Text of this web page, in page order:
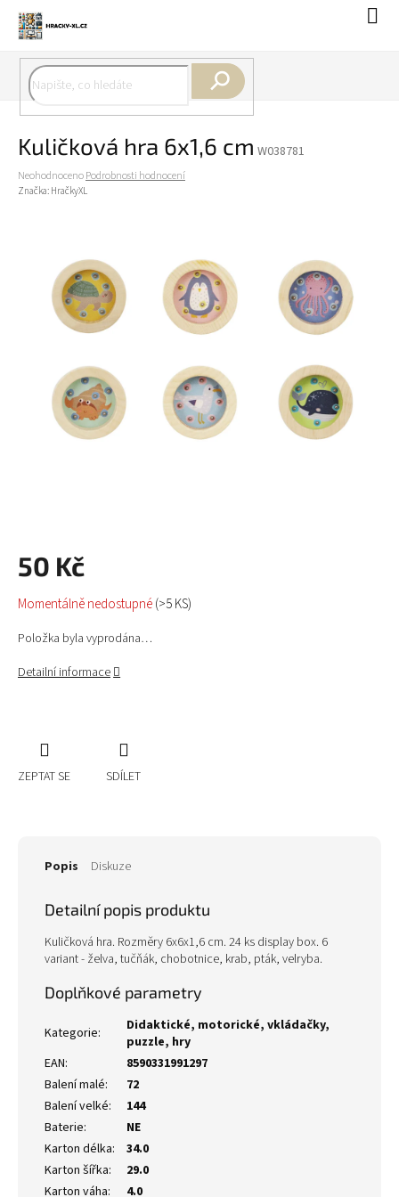
obsah
Kuličková hra 6x1,6 cm W038781
Průměrné
hodnocení
hvězdiček.
NeohodnocenoPodrobnosti hodnocení
Značka: HračkyXL
50 Kč
Měrná
cena:
Momentálně nedostupné(>5 KS)
Položka byla vyprodána…
Detailní informace
ZEPTAT SE SDÍLET
Popis Diskuze
Detailní popis produktu
Kuličková hra. Rozměry 6x6x1,6 cm. 24 ks display box. 6
variant - želva, tučňák, chobotnice, krab, pták, velryba.
Doplňkové parametry
Kategorie:
Didaktické, motorické, vkládačky,
puzzle, hry
EAN:
8590331991297
Balení malé:
72
Balení velké:
144
Baterie:
NE
Karton délka:
34.0
Karton šířka:
29.0
Karton váha: 4.0